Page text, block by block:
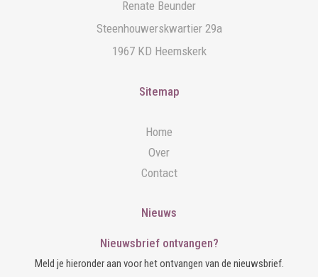
Renate Beunder
Steenhouwerskwartier 29a
1967 KD Heemskerk
Sitemap
Home
Over
Contact
Nieuws
Nieuwsbrief ontvangen?
Meld je hieronder aan voor het ontvangen van de nieuwsbrief.